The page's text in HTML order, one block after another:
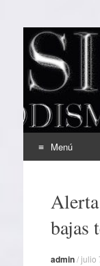
EL
Periodismo
Menú
contenido
bajas
admin/julio